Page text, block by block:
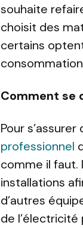
souhaite
choisit des
certains
Comment se
Pour
professionnel
comme il faut.
installations
d’autres
de l’électricité